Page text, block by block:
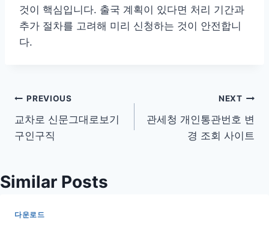
것이 핵심입니다. 출국 계획이 있다면 처리 기간과
추가 절차를 고려해 미리 신청하는 것이 안전합니
다.
글
탐
PREVIOUS
교차로 신문그대로보기
구인구직
NEXT
관세청 개인통관번호 변
경 조회 사이트
Similar Posts
다운로드